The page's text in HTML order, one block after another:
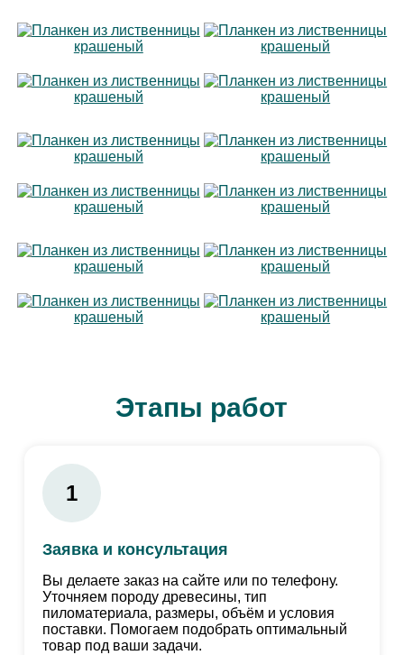
Этапы работ
1
Заявка и консультация
Вы делаете заказ на сайте или по телефону.
Уточняем породу древесины, тип
пиломатериала, размеры, объём и условия
поставки. Помогаем подобрать оптимальный
товар под ваши задачи.